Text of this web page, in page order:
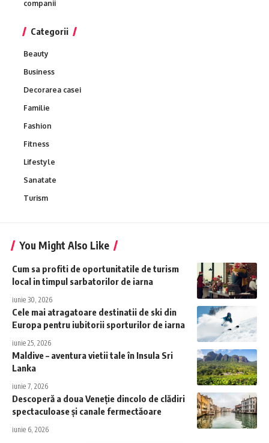
companii
Categorii
Beauty
Business
Decorarea casei
Familie
Fashion
Fitness
Lifestyle
Sanatate
Turism
You Might Also Like
Cum sa profiti de oportunitatile de turism
local in timpul sarbatorilor de iarna
iunie 30, 2026
Cele mai atragatoare destinatii de ski din
Europa pentru iubitorii sporturilor de iarna
iunie 25, 2026
Maldive – aventura vietii tale în Insula Sri
Lanka
iunie 7, 2026
Descoperă a doua Veneție dincolo de clădiri
spectaculoase și canale fermectăoare
iunie 6, 2026